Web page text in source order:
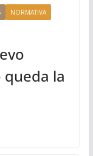
NORMATIVA
la